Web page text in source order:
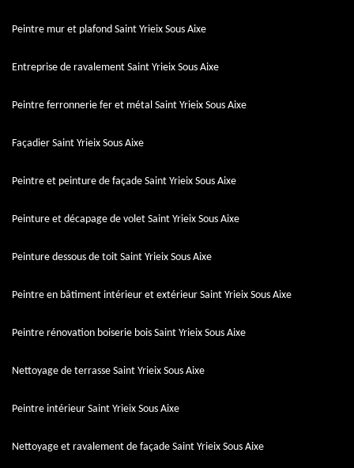
Peintre mur et plafond Saint Yrieix Sous Aixe
Entreprise de ravalement Saint Yrieix Sous Aixe
Peintre ferronnerie fer et métal Saint Yrieix Sous Aixe
Façadier Saint Yrieix Sous Aixe
Peintre et peinture de façade Saint Yrieix Sous Aixe
Peinture et décapage de volet Saint Yrieix Sous Aixe
Peinture dessous de toit Saint Yrieix Sous Aixe
Peintre en bâtiment intérieur et extérieur Saint Yrieix Sous Aixe
Peintre rénovation boiserie bois Saint Yrieix Sous Aixe
Nettoyage de terrasse Saint Yrieix Sous Aixe
Peintre intérieur Saint Yrieix Sous Aixe
Nettoyage et ravalement de façade Saint Yrieix Sous Aixe